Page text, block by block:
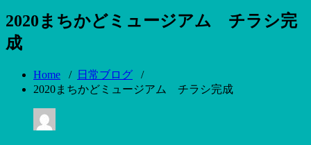
2020まちかどミュージアム チラシ完
成
Home / 日常ブログ /
2020まちかどミュージアム チラシ完成